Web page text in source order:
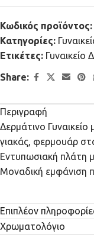
Κωδικός προϊόντος:
Κατηγορίες:
Ετικέτες: Γυναικείο
Share:
Περιγραφή
Δερμάτινο
γιακάς, φερμουάρ
Εντυπωσιακή πλάτη
Μοναδική εμφάνιση
Επιπλέον
Χρωματολόγιο